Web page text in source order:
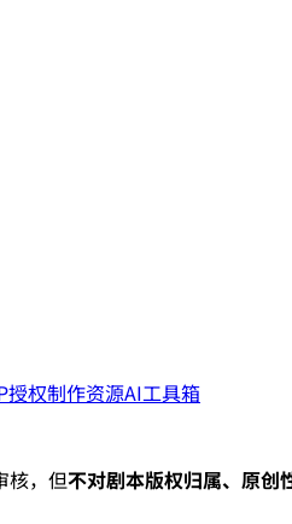
授权制作资源AI工具箱
核，但不对剧本版权归属、原创